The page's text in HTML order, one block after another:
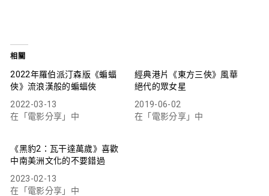
相關
2022年羅伯派汀森版《蝙蝠
俠》流浪漢般的蝙蝠俠
2022-03-13
在「電影分享」中
經典港片《東方三俠》風華
絕代的眾女星
2019-06-02
在「電影分享」中
《黑豹2：瓦干達萬歲》喜歡
中南美洲文化的不要錯過
2023-02-13
在「電影分享」中